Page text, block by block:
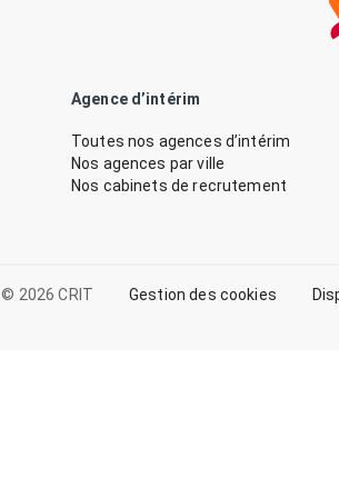
Agence d’intérim
Toutes nos agences d’intérim
Nos agences par ville
Nos cabinets de recrutement
© 2026 CRIT Gestion des cookies